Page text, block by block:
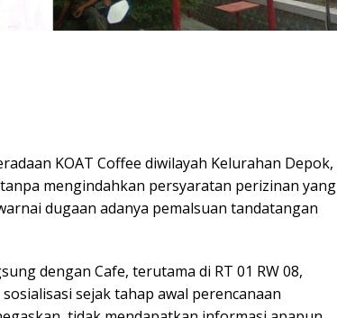
KOAT Coffee diwilayah Kelurahan Depok,
mengindahkan persyaratan perizinan yang
dugaan adanya pemalsuan tandatangan
dengan Cafe, terutama di RT 01 RW 08,
sejak tahap awal perencanaan